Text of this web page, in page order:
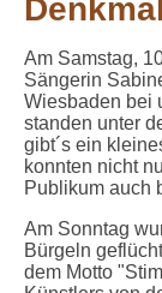
Am Samstag,
Sängerin
Wiesbaden bei
standen unter
gibt´s ein
konnten nicht
Publikum auch
Am Sonntag
Bürgeln
dem Motto